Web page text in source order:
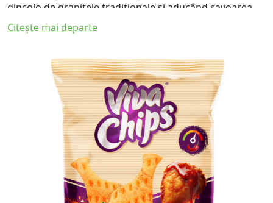
dincolo de granițele tradiționale și aducând savoarea
unică a României pe mesele din întreaga lume.
Categoria noastră de chipsuri exemplifică această
crocante, ideale pentru orice moment al zilei. De la
originile noastre modeste în inima Europei, am evoluat
pentru a satisface cerințele unui public global,
ajungând în peste 27 de țări pe toate continentele.
Parteneriate Strategice pentru
Angajamentul nostru se extinde dincolo de a fi simpli
furnizori; aspirăm să fim parteneri de încredere în
afaceri, oferind nu doar produse de înaltă calitate, ci și
Citește mai departe